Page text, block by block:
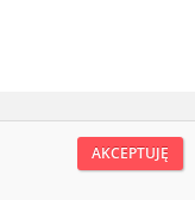
AKCEPTUJĘ